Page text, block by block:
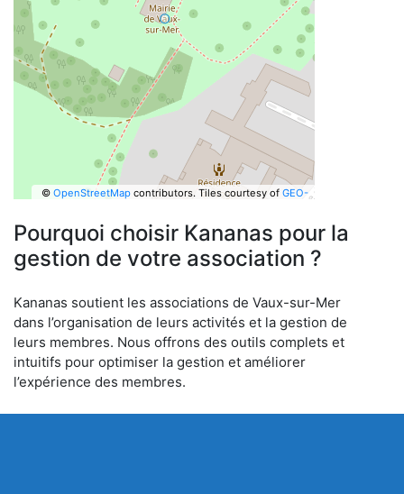
© OpenStreetMapcontributors. Tiles courtesy of GEO-
Pourquoi choisir Kananas pour la
gestion de votre association ?
Kananas soutient les associations de Vaux-sur-Mer
dans l’organisation de leurs activités et la gestion de
leurs membres. Nous offrons des outils complets et
intuitifs pour optimiser la gestion et améliorer
l’expérience des membres.